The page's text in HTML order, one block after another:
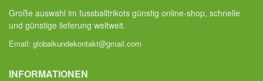
Große auswahl im fussballtrikots günstig online-shop, schnelle
und günstige lieferung weltweit.
Email: globalkundekontakt@gmail.com
INFORMATIONEN